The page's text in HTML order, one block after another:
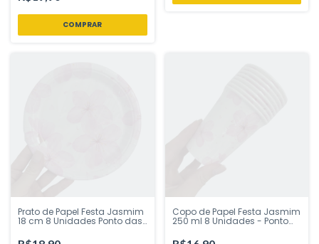
Prato de Papel Festa Jasmim
18 cm 8 Unidades Ponto das
Loja
Copo de Papel Festa Jasmim
250 ml 8 Unidades - Ponto
Festa Loja